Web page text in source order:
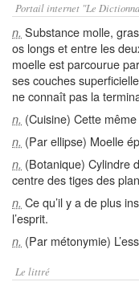
Portail internet "Le
n. Substance molle,
os longs et entre les
moelle est parcourue
ses couches
ne connaît pas la
n. (Cuisine) Cette
n. (Par ellipse) Moelle
n. (Botanique) Cylindre
centre des tiges des
n. Ce qu’il y a de plus
l’esprit.
n. (Par métonymie)
Le littré